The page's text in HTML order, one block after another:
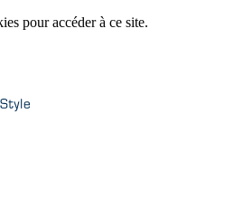
pour accéder à ce site.